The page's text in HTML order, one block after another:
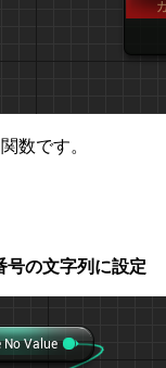
数です。
の文字列に設定